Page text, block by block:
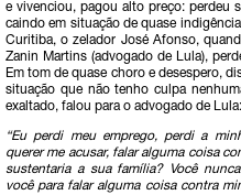
e vivenciou, pagou alto preço: perdeu
caindo em situação de quase
Curitiba, o zelador José Afonso,
Zanin Martins (advogado de Lula),
Em tom de quase choro e desespero,
situação que não tenho culpa
exaltado, falou para o advogado de Lula:
“Eu perdi meu emprego, perdi a
querer me acusar, falar alguma coisa
sustentaria a sua família? Você
você para falar alguma coisa contra